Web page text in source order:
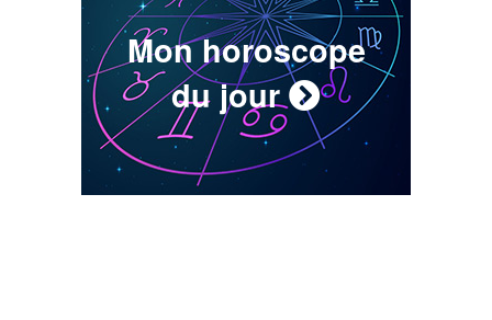
Mon horoscope
du jour